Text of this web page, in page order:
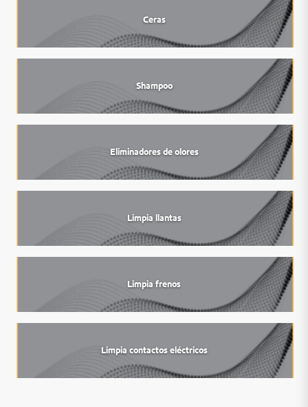
Ceras
Shampoo
Eliminadores de olores
Limpia llantas
Limpia frenos
Limpia contactos eléctricos